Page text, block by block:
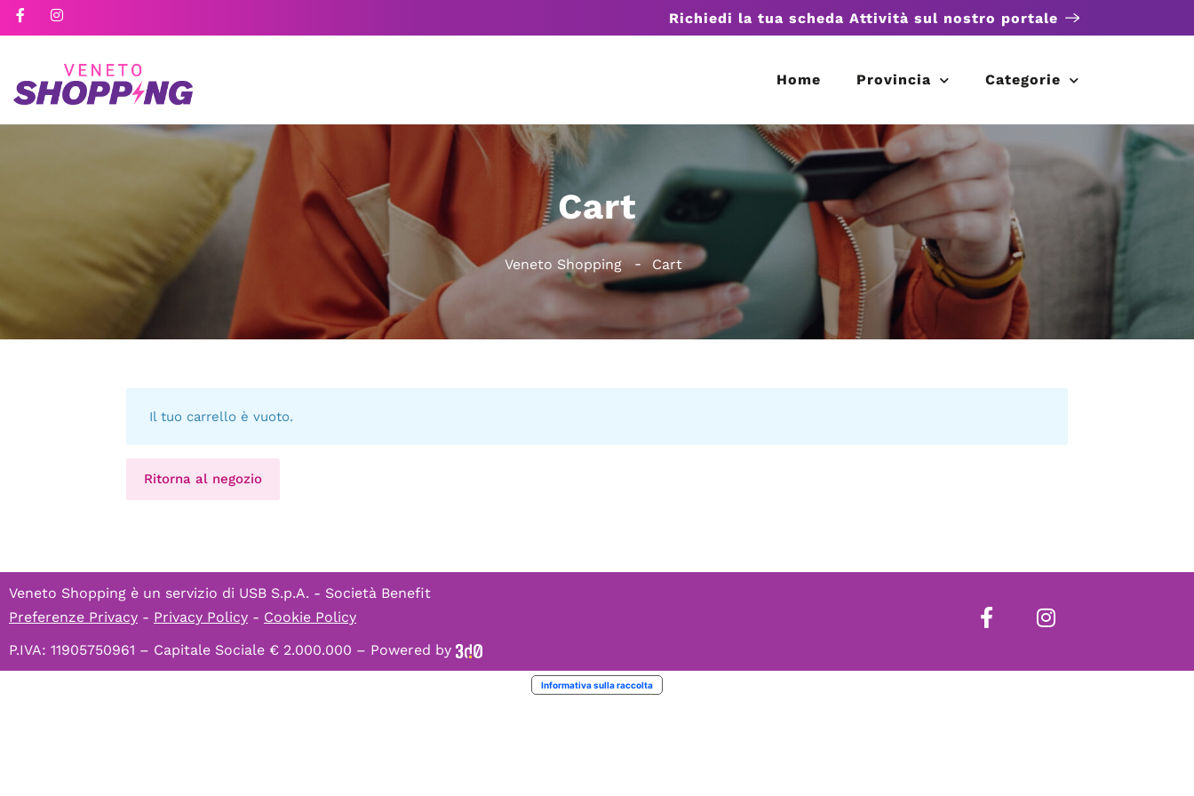
Richiedi la tua scheda Attività sul nostro portale
Home Provincia Categorie
Cart
Veneto Shopping Cart
Il tuo carrello è vuoto.
Ritorna al negozio
Veneto Shopping è un servizio di USB S.p.A. - Società Benefit
Preferenze Privacy - Privacy Policy - Cookie Policy
P.IVA: 11905750961 – Capitale Sociale € 2.000.000 – Powered by
Informativa sulla raccolta